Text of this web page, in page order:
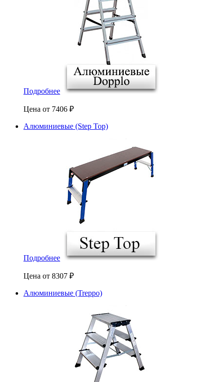
Подробнее
Цена от 7406 ₽
Алюминиевые (Step Top)
Подробнее
Цена от 8307 ₽
Алюминиевые (Treppo)